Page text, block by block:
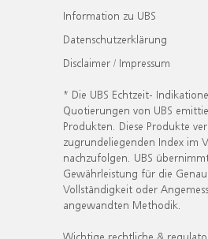
Information zu UBS
Datenschutzerklärung
Disclaimer / Impressum
* Die UBS Echtzeit-
Quotierungen von UBS
Produkten. Diese Produkte
zugrundeliegenden Index im
nachzufolgen. UBS
Gewährleistung für die
Vollständigkeit oder
angewandten Methodik.